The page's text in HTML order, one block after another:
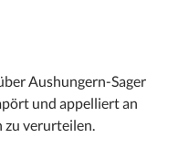
Aushungern-Sager
und appelliert an
zu verurteilen.